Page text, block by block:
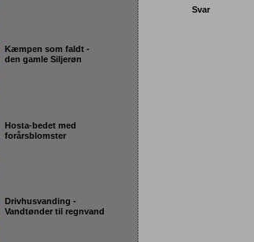
Svar
Kæmpen som faldt -
den gamle Siljerøn
Hosta-bedet med
forårsblomster
Drivhusvanding -
Vandtønder til regnvand